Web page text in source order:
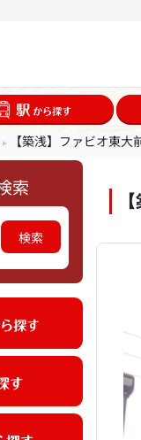
【築浅】ファビオ東大
索